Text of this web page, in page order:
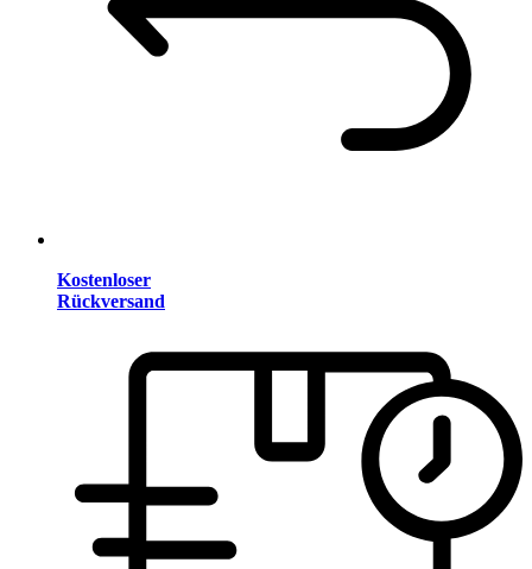
Kostenloser
Rückversand